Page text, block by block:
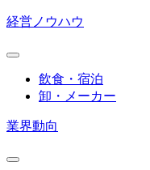
経営ノウハウ
飲食・宿泊
卸・メーカー
業界動向